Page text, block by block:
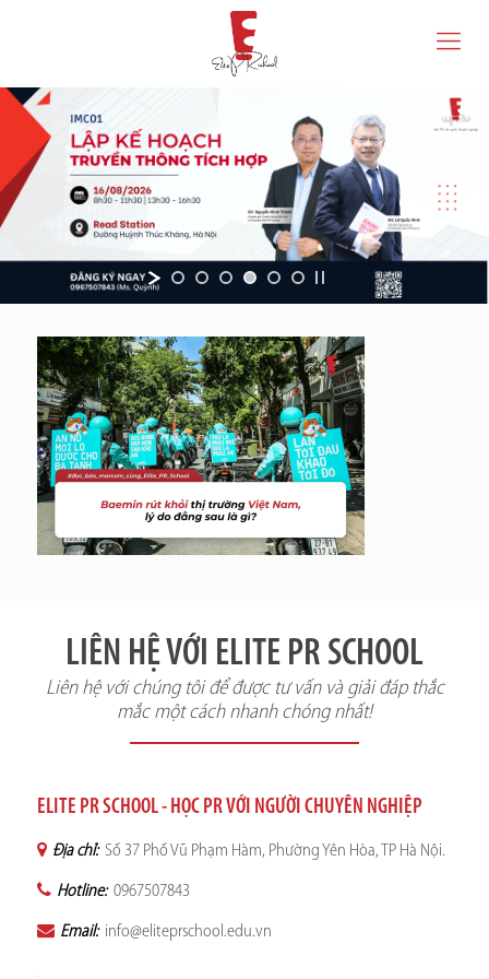
LIÊN HỆ VỚI ELITE PR SCHOOL
Liên hệ với chúng tôi để được tư vấn và giải đáp thắc
mắc một cách nhanh chóng nhất!
ELITE PR SCHOOL - HỌC PR VỚI NGƯỜI CHUYÊN NGHIỆP
Địa chỉ: Số 37 Phố Vũ Phạm Hàm, Phường Yên Hòa, TP Hà Nội.
Hotline: 0967507843
Email: info@eliteprschool.edu.vn